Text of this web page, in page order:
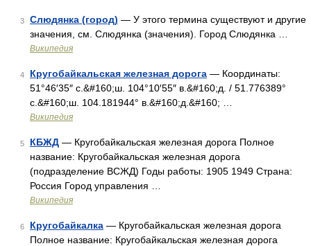
3 Слюдянка (город) — У этого термина существуют и другие
значения, см. Слюдянка (значения). Город Слюдянка …
Википедия
4 Кругобайкальская железная дорога — Координаты:
51°46′35″ с.&#160;ш. 104°10′55″ в.&#160;д. / 51.776389°
с.&#160;ш. 104.181944° в.&#160;д.&#160; …
Википедия
5 КБЖД — Кругобайкальская железная дорога Полное
название: Кругобайкальская железная дорога
(подразделение ВСЖД) Годы работы: 1905 1949 Страна:
Россия Город управления …
Википедия
6 Кругобайкалка — Кругобайкальская железная дорога
Полное название: Кругобайкальская железная дорога